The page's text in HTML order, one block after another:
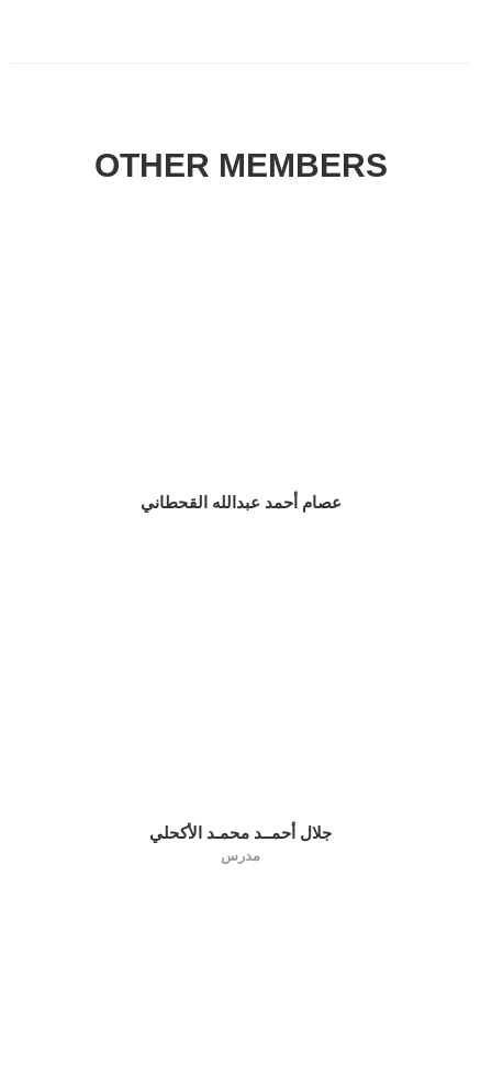
OTHER MEMBERS
عصام أحمد عبدالله القحطاني
جلال أحمــد محمـد الأكحلي
مدرس